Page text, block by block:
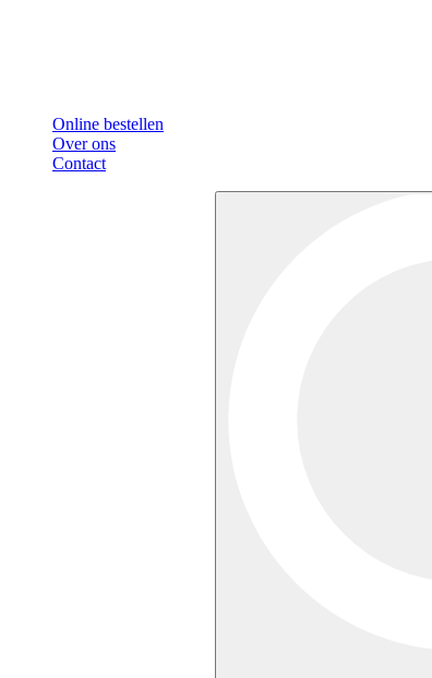
Online bestellen
Over ons
Contact